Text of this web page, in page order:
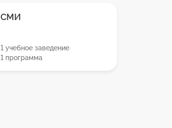
СМИ
1 учебное заведение
1 программа